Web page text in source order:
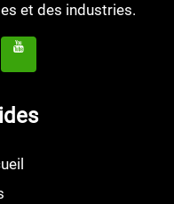
et des industries.